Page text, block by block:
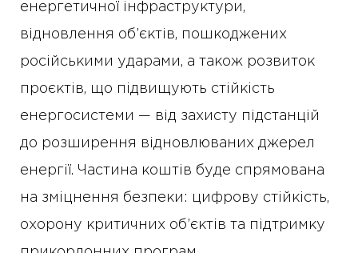
енергетичної інфраструктури,
відновлення об’єктів, пошкоджених
російськими ударами, а також розвиток
проєктів, що підвищують стійкість
енергосистеми — від захисту підстанцій
до розширення відновлюваних джерел
енергії. Частина коштів буде спрямована
на зміцнення безпеки: цифрову стійкість,
охорону критичних об’єктів та підтримку